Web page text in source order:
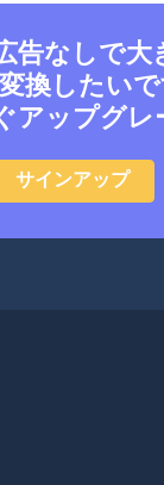
告なしで大
換したい
アップグレ
サインアップ